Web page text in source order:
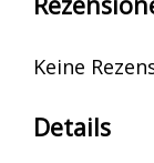
Keine
Details